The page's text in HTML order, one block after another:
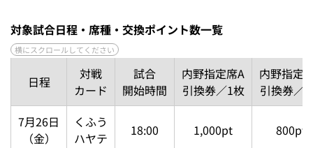
対象試合日程・席種・交換ポイント数一覧
日程
対戦
カード
試合
開始時間
内野指定席A
引換券／1枚
内野指定
引換券／
7月26日
（金）
くふう
ハヤテ
18:00 1,000pt 800pt